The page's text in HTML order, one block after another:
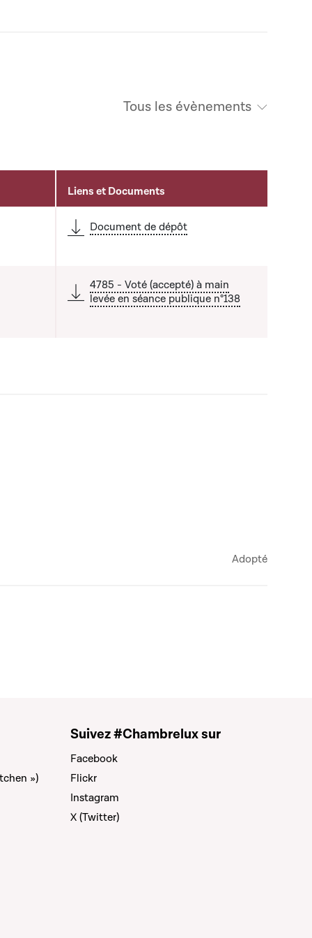
Tous les évènements
Liens et Documents
Document de dépôt
4785 - Voté (accepté) à main
levée en séance publique n°138
Adopté
»)
Suivez #Chambrelux sur
Facebook
Flickr
Instagram
X (Twitter)